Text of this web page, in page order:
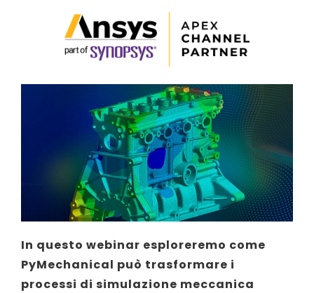
In questo webinar esploreremo come
PyMechanical può trasformare i
processi di simulazione meccanica